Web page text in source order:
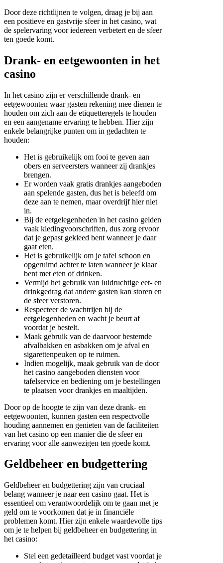
Door deze richtlijnen te volgen, draag je bij aan
een positieve en gastvrije sfeer in het casino, wat
de spelervaring voor iedereen verbetert en de sfeer
ten goede komt.
Drank- en eetgewoonten in het
casino
In het casino zijn er verschillende drank- en
eetgewoonten waar gasten rekening mee dienen te
houden om zich aan de etiquetteregels te houden
en een aangename ervaring te hebben. Hier zijn
enkele belangrijke punten om in gedachten te
houden:
Het is gebruikelijk om fooi te geven aan
obers en serveersters wanneer zij drankjes
brengen.
Er worden vaak gratis drankjes aangeboden
aan spelende gasten, dus het is beleefd om
deze aan te nemen, maar overdrijf hier niet
in.
Bij de eetgelegenheden in het casino gelden
vaak kledingvoorschriften, dus zorg ervoor
dat je gepast gekleed bent wanneer je daar
gaat eten.
Het is gebruikelijk om je tafel schoon en
opgeruimd achter te laten wanneer je klaar
bent met eten of drinken.
Vermijd het gebruik van luidruchtige eet- en
drinkgedrag dat andere gasten kan storen en
de sfeer verstoren.
Respecteer de wachtrijen bij de
eetgelegenheden en wacht je beurt af
voordat je bestelt.
Maak gebruik van de daarvoor bestemde
afvalbakken en asbakken om je afval en
sigarettenpeuken op te ruimen.
Indien mogelijk, maak gebruik van de door
het casino aangeboden diensten voor
tafelservice en bediening om je bestellingen
te plaatsen voor drankjes en maaltijden.
Door op de hoogte te zijn van deze drank- en
eetgewoonten, kunnen gasten een respectvolle
houding aannemen en genieten van de faciliteiten
van het casino op een manier die de sfeer en
ervaring voor alle aanwezigen ten goede komt.
Geldbeheer en budgettering
Geldbeheer en budgettering zijn van cruciaal
belang wanneer je naar een casino gaat. Het is
essentieel om verantwoordelijk om te gaan met je
geld om te voorkomen dat je in financiële
problemen komt. Hier zijn enkele waardevolle tips
om je te helpen bij geldbeheer en budgettering in
het casino:
Stel een gedetailleerd budget vast voordat je